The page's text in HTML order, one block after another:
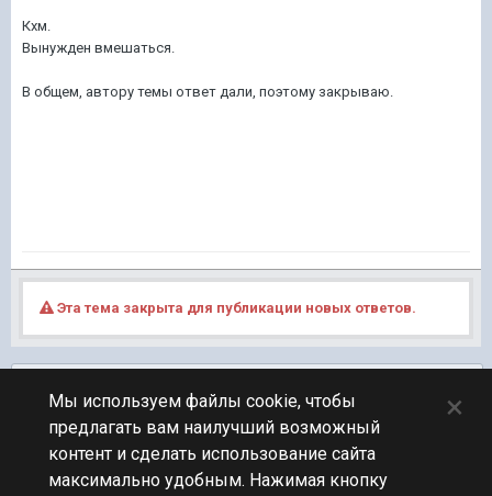
Кхм.
Вынужден вмешаться.
В общем, автору темы ответ дали, поэтому закрываю.
Эта тема закрыта для публикации новых ответов.
ПЕРЕЙТИ К СПИСКУ ТЕМ
Обсуждение Мира Кораблей
Мы используем файлы cookie, чтобы
предлагать вам наилучший возможный
контент и сделать использование сайта
максимально удобным. Нажимая кнопку
×